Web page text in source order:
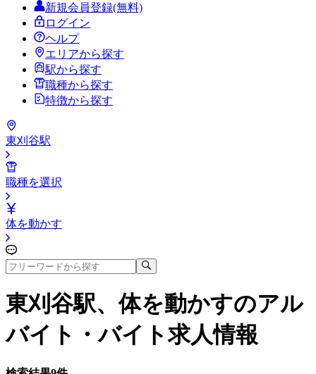
新規会員登録(無料)
ログイン
ヘルプ
エリアから探す
駅から探す
職種から探す
特徴から探す
東刈谷駅
職種を選択
体を動かす
東刈谷駅、体を動かすのアル
バイト・バイト求人情報